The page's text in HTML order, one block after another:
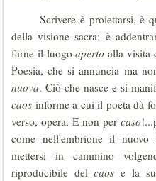
Scrivere è proiettarsi, è
della visione sacra; è
farne il luogoaperto alla visita
Poesia, che si annuncia ma
nuova. Ciò che nasce e si
caos informe a cui il poeta dà
verso, opera. E non per caso
come nell'embrione il nuovo
mettersi in cammino
riproducibile delcaos e la